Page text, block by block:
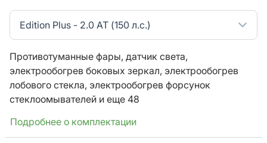
Edition Plus - 2.0 AT (150 л.с.)
Противотуманные фары, датчик света,
электрообогрев боковых зеркал, электрообогрев
лобового стекла, электрообогрев форсунок
стеклоомывателей и еще 48
Подробнее о комплектации